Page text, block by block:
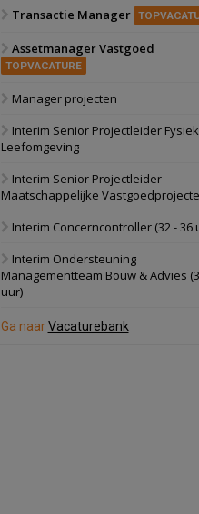
Oranje
28 september 2026
bedrijventerrein
Schuinesloot
politiebureau
17 september 2026
Voormalig
Transactie Manager
Assetmanager Vastgoed
TOPVACATURE
Manager projecten
Interim Senior Projectleider
Leefomgeving
Interim Senior Projectleider
Maatschappelijke
Interim Concerncontroller (32 - 36
Interim Ondersteuning
Managementteam Bouw & Advies
uur)
Ga naarVacaturebank